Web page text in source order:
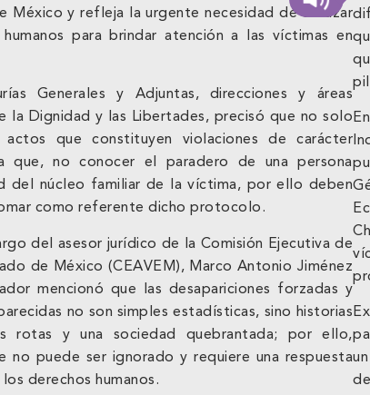
México y refleja la urgente necesidad de abrazar
para brindar atención a las víctimas en
Generales y Adjuntas, direcciones y áreas
la Dignidad y las Libertades, precisó que no solo
que constituyen violaciones de carácter
que, no conocer el paradero de una persona
del núcleo familiar de la víctima, por ello deben
como referente dicho protocolo.
del asesor jurídico de la Comisión Ejecutiva de
de México (CEAVEM), Marco Antonio Jiménez
mencionó que las desapariciones forzadas y
no son simples estadísticas, sino historias
rotas y una sociedad quebrantada; por ello,
no puede ser ignorado y requiere una respuesta
derechos humanos.